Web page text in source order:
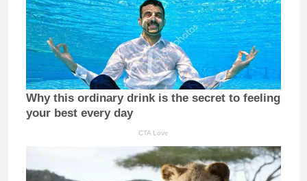
Why this ordinary drink is the secret to feeling
your best every day
CTA Love